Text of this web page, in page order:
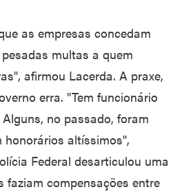
as empresas concedam
multas a quem
afirmou Lacerda. A praxe,
erra. "Tem funcionário
no passado, foram
altíssimos",
Federal desarticulou uma
compensações entre